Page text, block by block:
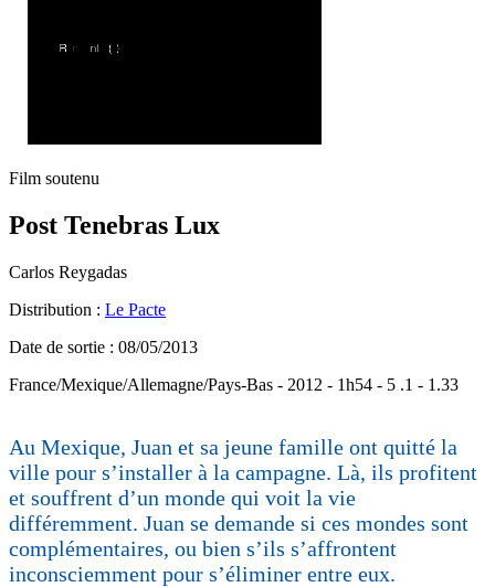
Film soutenu
Post Tenebras Lux
Carlos Reygadas
Distribution : Le Pacte
Date de sortie : 08/05/2013
France/Mexique/Allemagne/Pays-Bas - 2012 - 1h54 - 5 .1 - 1.33
Au Mexique, Juan et sa jeune famille ont quitté la
ville pour s’installer à la campagne. Là, ils profitent
et souffrent d’un monde qui voit la vie
différemment. Juan se demande si ces mondes sont
complémentaires, ou bien s’ils s’affrontent
inconsciemment pour s’éliminer entre eux.